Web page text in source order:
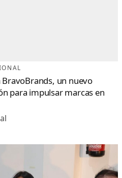
un nuevo
para impulsar marcas en